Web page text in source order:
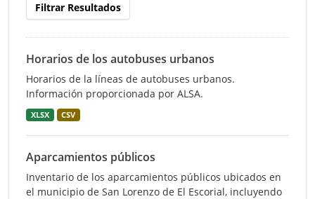
Filtrar Resultados
Horarios de los autobuses urbanos
Horarios de la líneas de autobuses urbanos.
Información proporcionada por ALSA.
XLSX CSV
Aparcamientos públicos
Inventario de los aparcamientos públicos ubicados en
el municipio de San Lorenzo de El Escorial, incluyendo